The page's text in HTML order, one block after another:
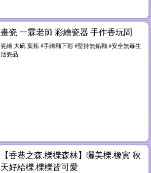
畫瓷 一霖老師 彩繪瓷器 手作香玩間
瓷繪 大碗 葉拓 #手繪釉下彩 #堅持無鉛釉 #安全無毒生
活瓷品
【香巷之森.櫟櫟森林】曬美櫟.橡實 秋
天好給櫟.櫟櫟皆可愛